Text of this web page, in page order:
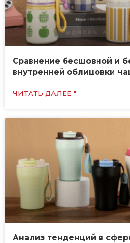
Сравнение бесшовной и
внутренней облицовки
ЧИТАТЬ ДАЛЕЕ "
Анализ тенденций в